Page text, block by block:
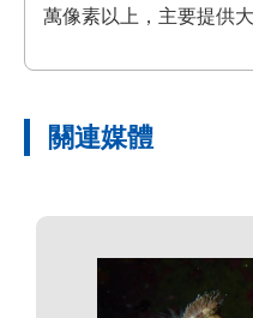
萬像素以上，主要提供
關連媒體